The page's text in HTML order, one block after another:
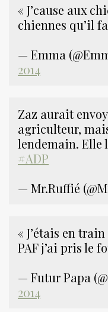
« J’cause aux
chiennes qu’il
— Emma
2014
Zaz aurait
agriculteur,
lendemain. Elle
#ADP
— Mr.Ruffié
« J’étais en
PAF j’ai pris le
— Futur Papa
2014